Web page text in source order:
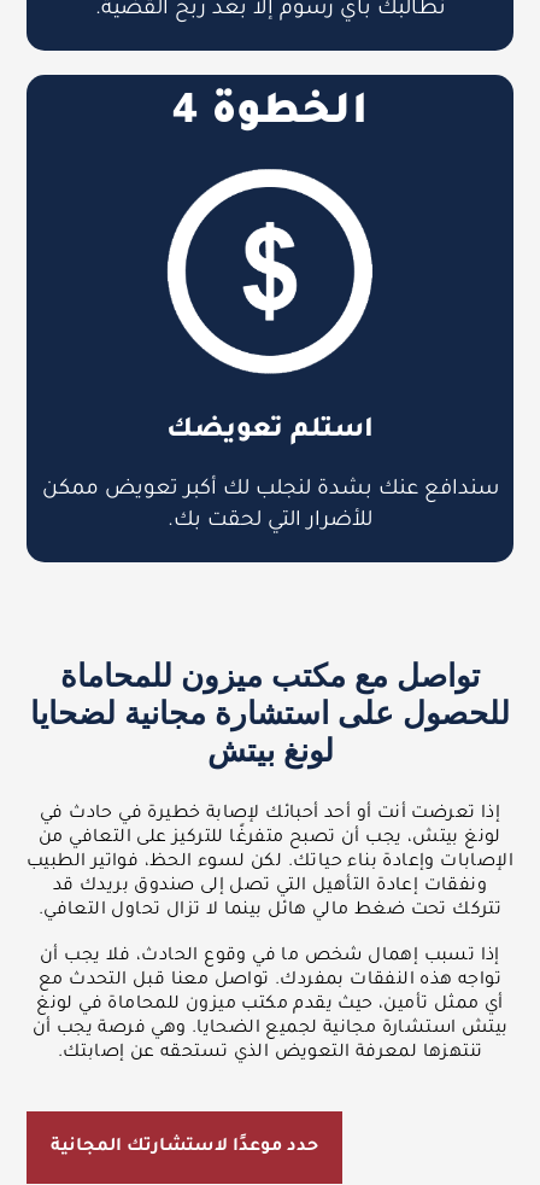
نطالبك بأي رسوم إلا بعد ربح القضية.
الخطوة 4
استلم تعويضك
سندافع عنك بشدة لنجلب لك أكبر تعويض ممكن
للأضرار التي لحقت بك.
تواصل مع مكتب ميزون للمحاماة
للحصول على استشارة مجانية لضحايا
لونغ بيتش
إذا تعرضت أنت أو أحد أحبائك لإصابة خطيرة في حادث في
لونغ بيتش، يجب أن تصبح متفرغًا للتركيز على التعافي من
الإصابات وإعادة بناء حياتك. لكن لسوء الحظ، فواتير الطبيب
ونفقات إعادة التأهيل التي تصل إلى صندوق بريدك قد
تتركك تحت ضغط مالي هائل بينما لا تزال تحاول التعافي.
إذا تسبب إهمال شخص ما في وقوع الحادث، فلا يجب أن
تواجه هذه النفقات بمفردك. تواصل معنا قبل التحدث مع
أي ممثل تأمين، حيث يقدم مكتب ميزون للمحاماة في لونغ
بيتش استشارة مجانية لجميع الضحايا. وهي فرصة يجب أن
تنتهزها لمعرفة التعويض الذي تستحقه عن إصابتك.
حدد موعدًا لاستشارتك المجانية